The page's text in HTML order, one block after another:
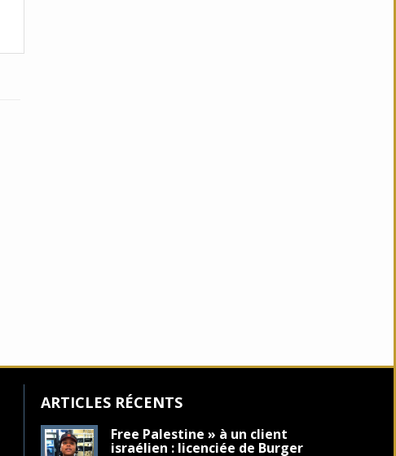
ARTICLES RÉCENTS
Free Palestine » à un client
israélien : licenciée de Burger